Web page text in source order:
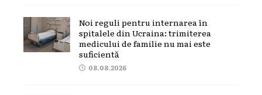
Noi reguli pentru internarea în
spitalele din Ucraina: trimiterea
medicului de familie nu mai este
suficientă
08.08.2026